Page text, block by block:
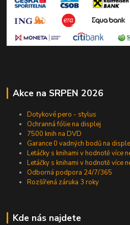
Akce na SRPEN 2026
Dotykové pero - stylus
Ochranná fólie na displej
7500 knih na DVD
Garance 0 vadných bodů na
Letáčky s knihami v hodnotě více
Letáčky s knihami v hodnotě více
Odborná podpora 24/7/365
Rozšířená záruka 3 roky
Kde nás najdete